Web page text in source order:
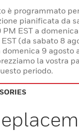
è programmato
pianificata da
EST a
(da sabato 8
domenica 9 agosto
la vostra
periodo.